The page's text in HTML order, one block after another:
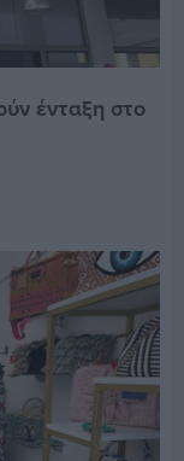
ένταξη στο